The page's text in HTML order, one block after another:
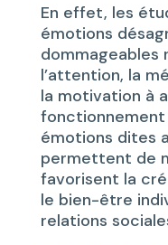
En effet, les
émotions
dommageables
l’attention, la
la motivation à
fonctionnement
émotions dites
permettent de
favorisent la
le bien-être
relations